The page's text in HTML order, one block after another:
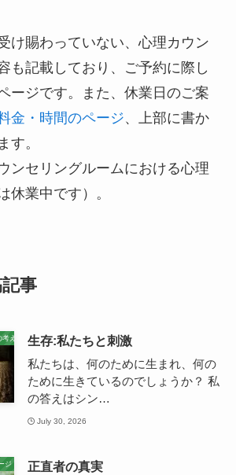
け賜わっていない、心理カウン
も記載しており、ご予約に際し
ージです。また、休業日のご案
金・時間のページ、上部に書か
す。
ンセリングルームにおける心理
休業中です）。
事
え 生存:私たちと刺激
私たちは、何のために生まれ、何の
ために生きているのでしょうか？ 私
の答えはシン…
July 30, 2026
ジ 正直者の真実